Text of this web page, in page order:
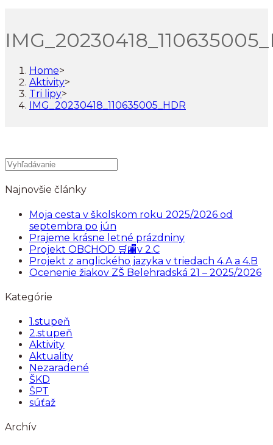
Home>
Aktivity>
Tri lipy>
IMG_20230418_110635005_HDR
Najnovšie články
Moja cesta v školskom roku 2025/2026 od
septembra po jún
Prajeme krásne letné prázdniny
Projekt OBCHOD 🛒🏬v 2.C
Projekt z anglického jazyka v triedach 4.A a 4.B
Ocenenie žiakov ZŠ Belehradská 21 – 2025/2026
Kategórie
1.stupeň
2.stupeň
Aktivity
Aktuality
Nezaradené
ŠKD
ŠPT
súťaž
Archív